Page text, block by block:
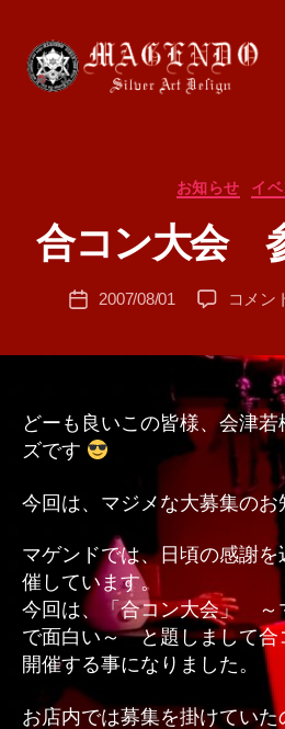
カ
お知らせ イベ
合コン大会
投
2007/08/01
合
大
会
参
募
集
の
コメン
どーも良いこの皆様、会津
ズです
今回は、マジメな大募集のお
マゲンドでは、日頃の感謝
催しています。
今回は、「合コン大会」 ～
で面白い～ と題しまして
開催する事になりました。
お店内では募集を掛けてい